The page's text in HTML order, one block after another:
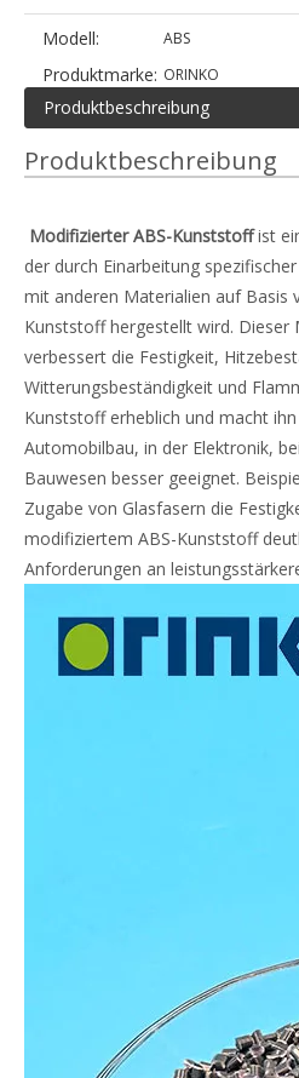
Modell: ABS
Produktmarke: ORINKO
Produktbeschreibung
Produktbeschreibung
Modifizierter ABS-Kunststoffist
der durch Einarbeitung
mit anderen Materialien auf Basis
Kunststoff hergestellt wird. Dieser
verbessert die Festigkeit,
Witterungsbeständigkeit und
Kunststoff erheblich und macht
Automobilbau, in der Elektronik,
Bauwesen besser geeignet.
Zugabe von Glasfasern die
modifiziertem ABS-Kunststoff
Anforderungen an